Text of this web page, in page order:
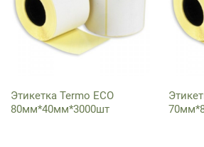
Этикетка Termo ECO
80мм*40мм*3000шт